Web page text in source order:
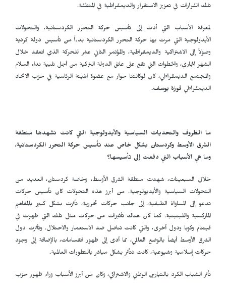
تلك القرارات في تعزيز الاستقرار والديمقراطية في المنطقة.
لمعرفة الأسباب التي أدت إلى تأسيس حركة التحرر الكردستانية، والتحولات
الأيدولوجية التي مرت بها حركة التحرر الكردستانية بدءاً من تأسيس دولة كردية
وصولاً إلى الاشتراكية والديمقراطية، والمؤتمر الثاني عشر للحركة الذي انعقد خلال
الشهر الجاري، والخطوات التي تقع على عاتق الدولة التركية من أجل تلبية نداء السلام
والمجتمع الديمقراطي، كان لوكالتنا حوار مع عضوة الهيئة الرئاسية في حزب الاتحاد
الديمقراطي فوزة يوسف.
ما الظروف والتحديات السياسية والأيدولوجية التي كانت تشهدها منطقة
الشرق الأوسط وكردستان بشكل خاص عند تأسيس حركة التحرر الكردستانية،
وما هي الأسباب التي دفعت إلى تأسيسها؟
خلال السبعينات، شهدت منطقة الشرق الأوسط، وخاصة كردستان، العديد من
التحولات السياسية والأيديولوجية. من أبرز هذه التحولات كان تأسيس حركات
تدعو إلى المساواة الطبقية، إلى جانب حركات تحررية، تأثرت بشكل كبير بالمفاهيم
الماركسية واللينينية. كما كان هناك تأثيرات من حركات مثل تلك التي ظهرت في
فيتنام وكوبا ودول أخرى، والتي كانت تناضل ضد الاستعمار والاحتلال. وتأثرت دول
الشرق الأوسط أيضاً بالوضع العالمي، مما أدى إلى ظهور انقسامات، بالإضافة إلى وجود
حركات إسلامية وشيوعية، كانت تتأثر بشكل مباشر بالتطورات العالمية.
تأثر الشباب الكرد بالتيارين الوطني والاشتراكي، وكان من أبرز الأسباب وراء ظهور حزب